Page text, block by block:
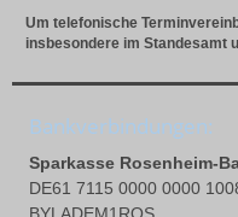
Um telefonische
insbesondere im Standesamt
Bankverbindungen:
Sparkasse Rosenheim-
DE61 7115 0000 0000